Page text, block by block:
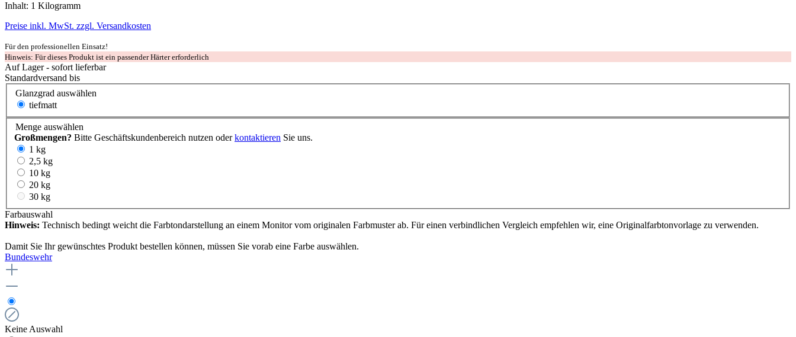
Inhalt: 1 Kilogramm
Preise inkl. MwSt. zzgl. Versandkosten
Für den professionellen Einsatz!
Hinweis: Für dieses Produkt ist ein passender Härter erforderlich
Auf Lager - sofort lieferbar
Standardversand bis
Glanzgrad auswählen
tiefmatt
Menge auswählen
Großmengen? Bitte Geschäftskundenbereich nutzen oderkontaktieren Sie uns.
1 kg
2,5 kg
10 kg
20 kg
30 kg
Farbauswahl
Hinweis: Technisch bedingt weicht die Farbtondarstellung an einem Monitor vom originalen Farbmuster ab. Für einen verbindlichen Vergleich empfehlen wir, eine Originalfarbtonvorlage zu verwenden.
Damit Sie Ihr gewünschtes Produkt bestellen können, müssen Sie vorab eine Farbe auswählen.
Bundeswehr
Keine Auswahl